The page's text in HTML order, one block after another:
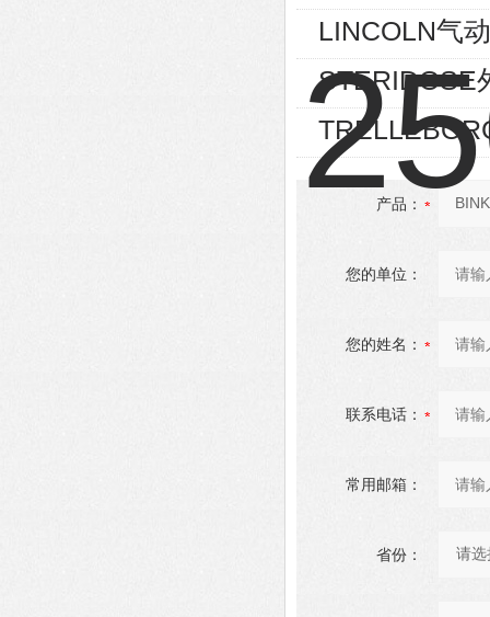
LINCOLN气
STERIDOSE
产品：
您的单位：
您的姓名：
联系电话：
常用邮箱：
省份：